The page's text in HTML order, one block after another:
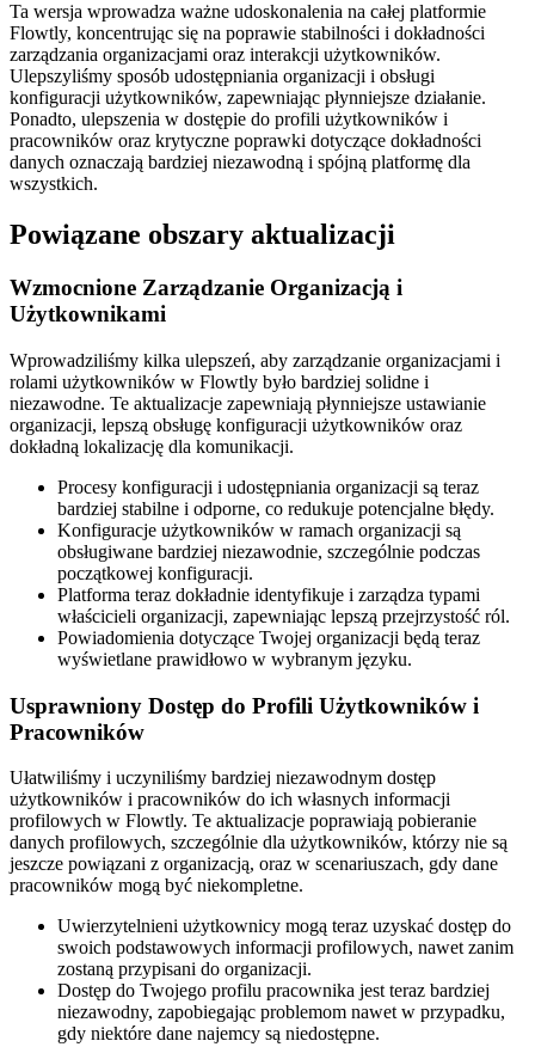
Ta wersja wprowadza ważne udoskonalenia na całej platformie
Flowtly, koncentrując się na poprawie stabilności i dokładności
zarządzania organizacjami oraz interakcji użytkowników.
Ulepszyliśmy sposób udostępniania organizacji i obsługi
konfiguracji użytkowników, zapewniając płynniejsze działanie.
Ponadto, ulepszenia w dostępie do profili użytkowników i
pracowników oraz krytyczne poprawki dotyczące dokładności
danych oznaczają bardziej niezawodną i spójną platformę dla
wszystkich.
Powiązane obszary aktualizacji
Wzmocnione Zarządzanie Organizacją i
Użytkownikami
Wprowadziliśmy kilka ulepszeń, aby zarządzanie organizacjami i
rolami użytkowników w Flowtly było bardziej solidne i
niezawodne. Te aktualizacje zapewniają płynniejsze ustawianie
organizacji, lepszą obsługę konfiguracji użytkowników oraz
dokładną lokalizację dla komunikacji.
Procesy konfiguracji i udostępniania organizacji są teraz
bardziej stabilne i odporne, co redukuje potencjalne błędy.
Konfiguracje użytkowników w ramach organizacji są
obsługiwane bardziej niezawodnie, szczególnie podczas
początkowej konfiguracji.
Platforma teraz dokładnie identyfikuje i zarządza typami
właścicieli organizacji, zapewniając lepszą przejrzystość ról.
Powiadomienia dotyczące Twojej organizacji będą teraz
wyświetlane prawidłowo w wybranym języku.
Usprawniony Dostęp do Profili Użytkowników i
Pracowników
Ułatwiliśmy i uczyniliśmy bardziej niezawodnym dostęp
użytkowników i pracowników do ich własnych informacji
profilowych w Flowtly. Te aktualizacje poprawiają pobieranie
danych profilowych, szczególnie dla użytkowników, którzy nie są
jeszcze powiązani z organizacją, oraz w scenariuszach, gdy dane
pracowników mogą być niekompletne.
Uwierzytelnieni użytkownicy mogą teraz uzyskać dostęp do
swoich podstawowych informacji profilowych, nawet zanim
zostaną przypisani do organizacji.
Dostęp do Twojego profilu pracownika jest teraz bardziej
niezawodny, zapobiegając problemom nawet w przypadku,
gdy niektóre dane najemcy są niedostępne.